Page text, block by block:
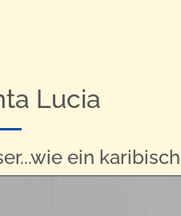
Lucia
ein